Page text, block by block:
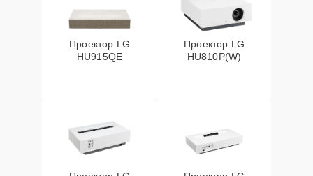
Проектор LG
HU915QE
Проектор LG
HU810P(W)